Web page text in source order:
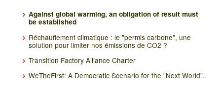
Against global warming, an obligation of result must
be established
Réchauffement climatique : le "permis carbone", une
solution pour limiter nos émissions de CO2 ?
Transition Factory Alliance Charter
WeTheFirst: A Democratic Scenario for the "Next World".